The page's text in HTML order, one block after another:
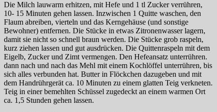
Die Milch lauwarm erhitzen, mit Hefe und 1 tl Zucker verrühren,
10- 15 Minuten gehen lassen. Inzwischen 1 Quitte waschen, den
Flaum abreiben, vierteln und das Kerngehäuse (und sonstige
Bewohner) entfernen. Die Stücke in etwas Zitronenwasser lagern,
damit sie nicht so schnell braun werden. Die Stücke grob raspeln,
kurz ziehen lassen und gut ausdrücken. Die Quittenraspeln mit dem
Eigelb, Zucker und Zimt vermengen. Den Hefeansatz unterrühren.
dann nach und nach das Mehl mit einem Kochlöffel unterrühren, bis
sich alles verbunden hat. Butter in Flöckchen dazugeben und mit
dem Handrührgerät ca. 10 Minuten zu einem glatten Teig verkneten.
Teig in einer bemehlten Schüssel zugedeckt an einem warmen Ort
ca. 1,5 Stunden gehen lassen.